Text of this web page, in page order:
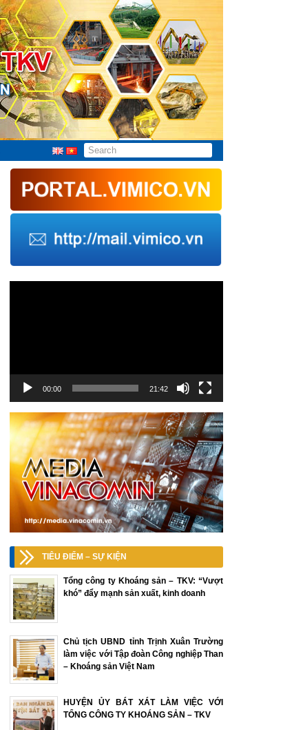
00:00 21:42
TIÊU ĐIỂM – SỰ KIỆN
Tổng công ty Khoáng sản – TKV: “Vượt
khó” đẩy mạnh sản xuất, kinh doanh
Chủ tịch UBND tỉnh Trịnh Xuân Trường
làm việc với Tập đoàn Công nghiệp Than
– Khoáng sản Việt Nam
HUYỆN ỦY BÁT XÁT LÀM VIỆC VỚI
TỔNG CÔNG TY KHOÁNG SẢN – TKV